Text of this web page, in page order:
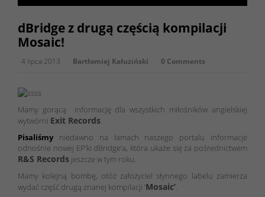
dBridge z drugą częścią kompilacji
Mosaic!
4 lipca 2013 Bartłomiej Kałuziński 0 Comments
Mamy gorącą informację dla wszystkich miłośników angielskiej
wytwórni Exit Records.
Pisaliśmy niedawno na łamach naszego portalu informacje
odnośnie nowej EP’ki dBridge’a, która ukaże się za pośrednictwem
R&S Records jeszcze w tym roku.
Mamy kolejną bombę, otóż założyciel słynnego labelu zamierza
wydać część drugą znanej kompilacji ’Mosaic’.